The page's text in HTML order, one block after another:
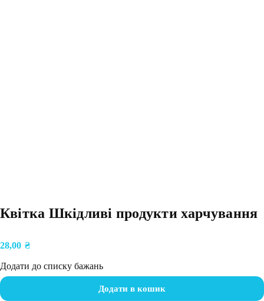
Квітка Шкідливі продукти харчування
28,00 ₴
Додати до списку бажань
Додати в кошик